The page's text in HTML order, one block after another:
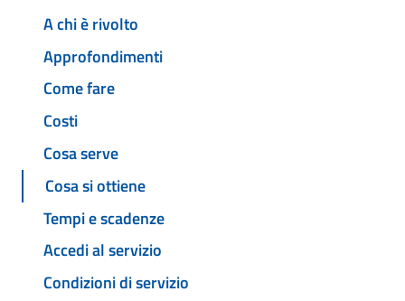
A chi è rivolto
Approfondimenti
Come fare
Costi
Cosa serve
Cosa si ottiene
Tempi e scadenze
Accedi al servizio
Condizioni di servizio